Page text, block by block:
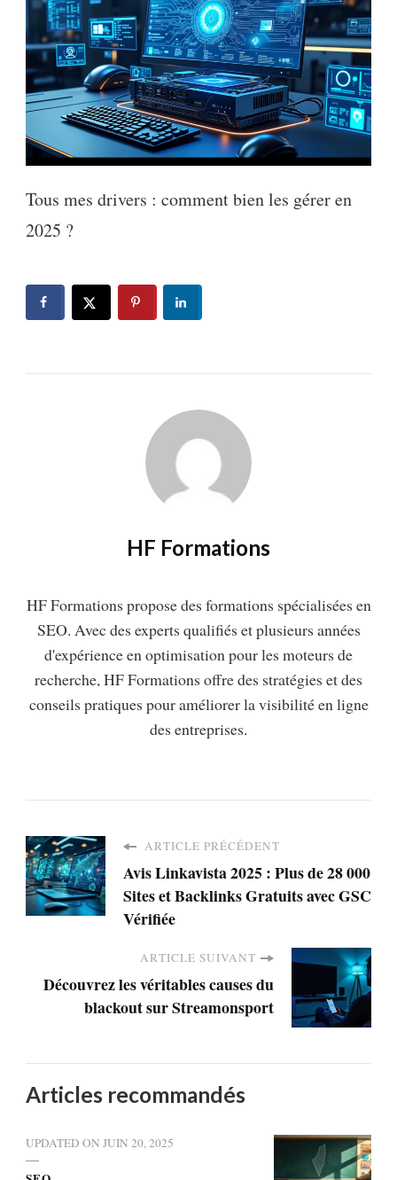
Tous mes drivers : comment bien les gérer en
2025 ?
HF Formations
HF Formations propose des formations spécialisées en
SEO. Avec des experts qualifiés et plusieurs années
d'expérience en optimisation pour les moteurs de
recherche, HF Formations offre des stratégies et des
conseils pratiques pour améliorer la visibilité en ligne
des entreprises.
ARTICLE PRÉCÉDENT
Avis Linkavista 2025 : Plus de 28 000
Sites et Backlinks Gratuits avec GSC
Vérifiée
ARTICLE SUIVANT
Découvrez les véritables causes du
blackout sur Streamonsport
Articles recommandés
UPDATED ON JUIN 20, 2025